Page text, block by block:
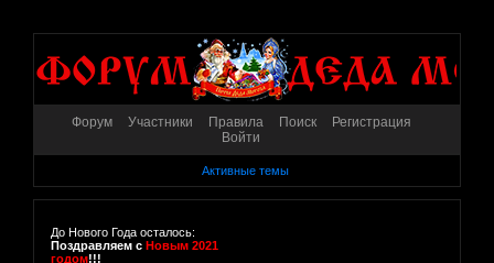
Форум Участники Правила Поиск
Регистрация
Войти
Активные темы
До Нового Года осталось:
Поздравляем с Новым 2021
годом!!!